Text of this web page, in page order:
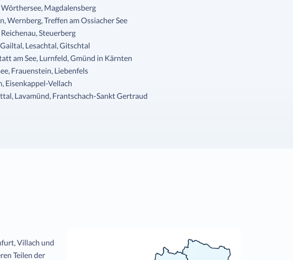
Magdalensberg
Wernberg, Treffen am Ossiacher See
Steuerberg
Lesachtal, Gitschtal
am See, Lurnfeld, Gmünd in Kärnten
Frauenstein, Liebenfels
Eisenkappel-Vellach
Lavamünd, Frantschach-Sankt Gertraud
Villach und
Teilen der